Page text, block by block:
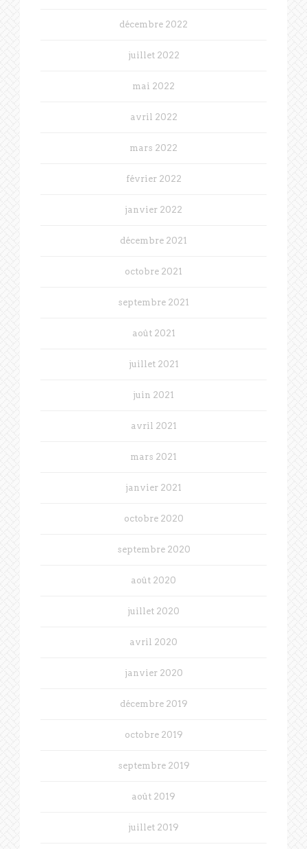
décembre 2022
juillet 2022
mai 2022
avril 2022
mars 2022
février 2022
janvier 2022
décembre 2021
octobre 2021
septembre 2021
août 2021
juillet 2021
juin 2021
avril 2021
mars 2021
janvier 2021
octobre 2020
septembre 2020
août 2020
juillet 2020
avril 2020
janvier 2020
décembre 2019
octobre 2019
septembre 2019
août 2019
juillet 2019